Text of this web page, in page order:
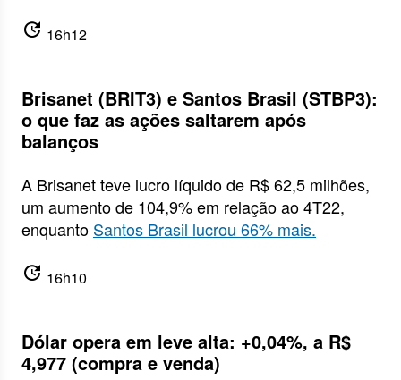
update 16h12
Brisanet (BRIT3) e Santos Brasil (STBP3):
o que faz as ações saltarem após
balanços
A Brisanet teve lucro líquido de R$ 62,5 milhões,
um aumento de 104,9% em relação ao 4T22,
enquanto Santos Brasil lucrou 66% mais.
update 16h10
Dólar opera em leve alta: +0,04%, a R$
4,977 (compra e venda)